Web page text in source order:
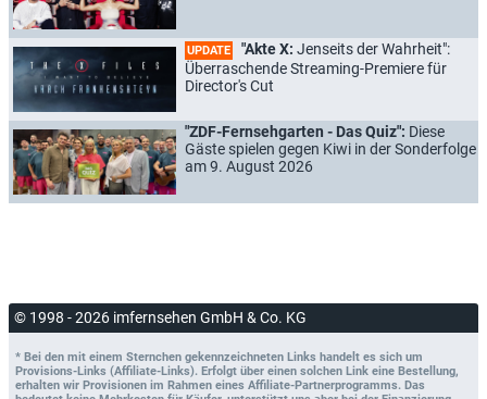
UPDATE "Akte X: Jenseits der Wahrheit":
Überraschende Streaming-Premiere für
Director's Cut
"ZDF-Fernsehgarten - Das Quiz": Diese
Gäste spielen gegen Kiwi in der Sonderfolge
am 9. August 2026
© 1998 - 2026 imfernsehen GmbH & Co. KG
* Bei den mit einem Sternchen gekennzeichneten Links handelt es sich um
Provisions-Links (Affiliate-Links). Erfolgt über einen solchen Link eine Bestellung,
erhalten wir Provisionen im Rahmen eines Affiliate-Partnerprogramms. Das